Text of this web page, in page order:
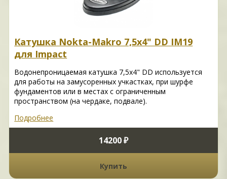
Катушка Nokta-Makro 7,5x4" DD IM19
для Impact
Водонепроницаемая катушка 7,5x4" DD используется
для работы на замусоренных учкастках, при шурфе
фундаментов или в местах с ограниченным
пространством (на чердаке, подвале).
Подробнее
14200 ₽
Купить